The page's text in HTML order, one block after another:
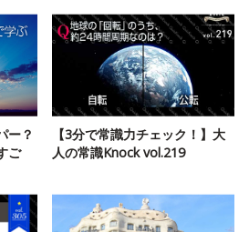
ー？
ご
【3分で常識力チェック！】大
人の常識Knock vol.219